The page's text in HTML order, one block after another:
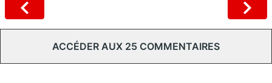
ACCÉDER AUX 25 COMMENTAIRES